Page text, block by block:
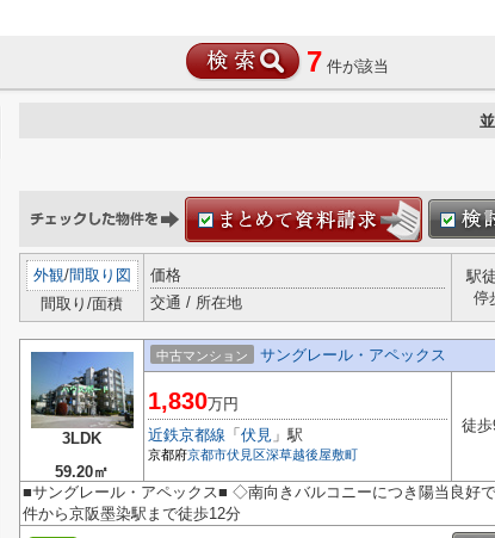
7 件が該当
外観/間取り図
間取り/面積
価格
交通 / 所在地
駅
停
3LDK
59.20㎡
中古マンション サングレール・アペックス
1,830万円
近鉄京都線 「 伏見 」駅
京都府京都市伏見区深草越後屋敷町
徒歩
■サングレール・アペックス■ ◇南向きバルコニーにつき陽当良
件から京阪墨染駅まで徒歩12分